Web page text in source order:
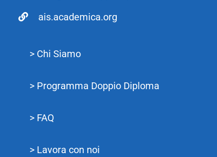
ais.academica.org
> Chi Siamo
> Programma Doppio Diploma
> FAQ
> Lavora con noi